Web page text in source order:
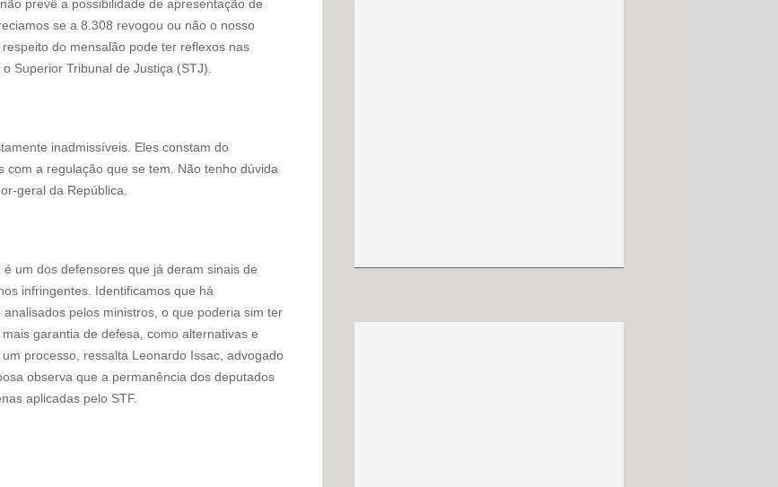
prevê a possibilidade de apresentação de
se a 8.308 revogou ou não o nosso
do mensalão pode ter reflexos nas
Superior Tribunal de Justiça (STJ).
inadmissíveis. Eles constam do
a regulação que se tem. Não tenho dúvida
geral da República.
um dos defensores que já deram sinais de
infringentes. Identificamos que há
pelos ministros, o que poderia sim ter
garantia de defesa, como alternativas e
processo, ressalta Leonardo Issac, advogado
observa que a permanência dos deputados
aplicadas pelo STF.